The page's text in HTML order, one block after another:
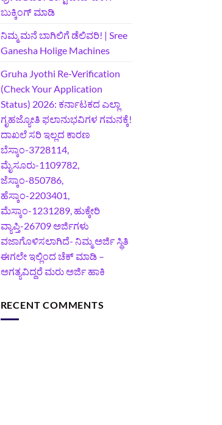
ಬುಕ್ಕಿಂಗ್‌ ಮಾಡಿ
ನಿಮ್ಮ ಮನೆ ಬಾಗಿಲಿಗೆ ಡೆಲಿವರಿ! | Sree
Ganesha Holige Machines
Gruha Jyothi Re-Verification
(Check Your Application
Status) 2026: ಕರ್ನಾಟಕದ ಎಲ್ಲಾ
ಗೃಹಜ್ಯೋತಿ ಫಲಾನುಭವಿಗಳ ಗಮನಕ್ಕೆ!
ದಾಖಲೆ ಸರಿ ಇಲ್ಲದ ಕಾರಣ
ಬೆಸ್ಕಾಂ-3728114,
ಮೈಸೂರು-1109782,
ಜೆಸ್ಕಾಂ-850786,
ಹೆಸ್ಕಾಂ-2203401,
ಮೆಸ್ಕಾಂ-1231289, ಹುಕ್ಕೇರಿ
ವ್ಯಾಪ್ತಿ-26709 ಅರ್ಜಿಗಳು
ವಜಾಗೊಳಿಸಲಾಗಿದೆ- ನಿಮ್ಮ ಅರ್ಜಿ ಸ್ಥಿತಿ
ಈಗಲೇ ಇಲ್ಲಿಂದ ಚೆಕ್ ಮಾಡಿ –
ಅಗತ್ಯವಿದ್ದರೆ ಮರು ಅರ್ಜಿ ಹಾಕಿ
RECENT COMMENTS